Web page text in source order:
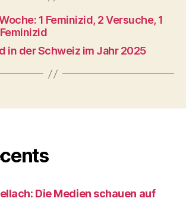
1 Feminizid, 2 Versuche, 1
in der Schweiz im Jahr 2025
Die Medien schauen auf